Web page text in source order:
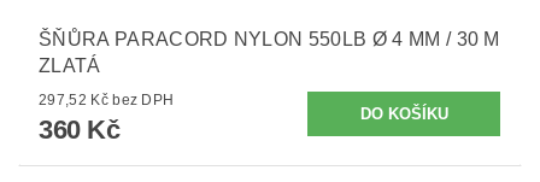
ŠŇŮRA PARACORD NYLON 550LB Ø 4 MM / 30 M
ZLATÁ
297,52 Kč bez DPH
360 Kč